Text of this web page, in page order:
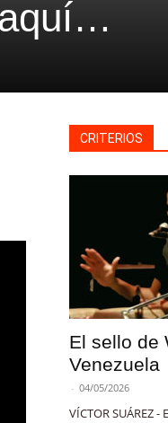
CRITERIOS
El sello de
Venezuela
- 04/05/2026
VÍCTOR SUÁREZ